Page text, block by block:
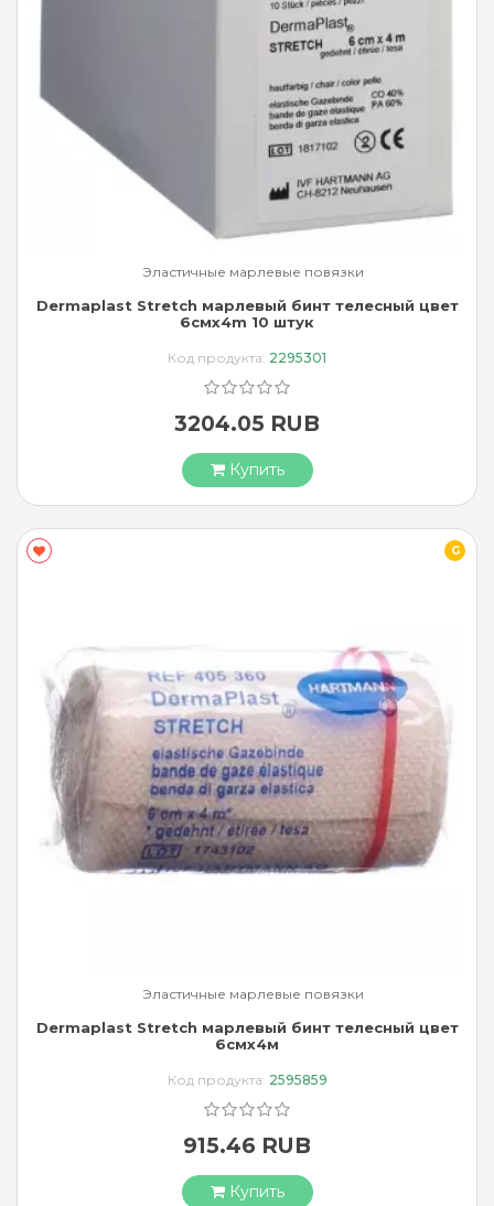
Эластичные марлевые повязки
Dermaplast Stretch марлевый бинт телесный цвет
6смx4m 10 штук
Код продукта: 2295301
3204.05 RUB
Купить
G
Эластичные марлевые повязки
Dermaplast Stretch марлевый бинт телесный цвет
6смx4м
Код продукта: 2595859
915.46 RUB
Купить